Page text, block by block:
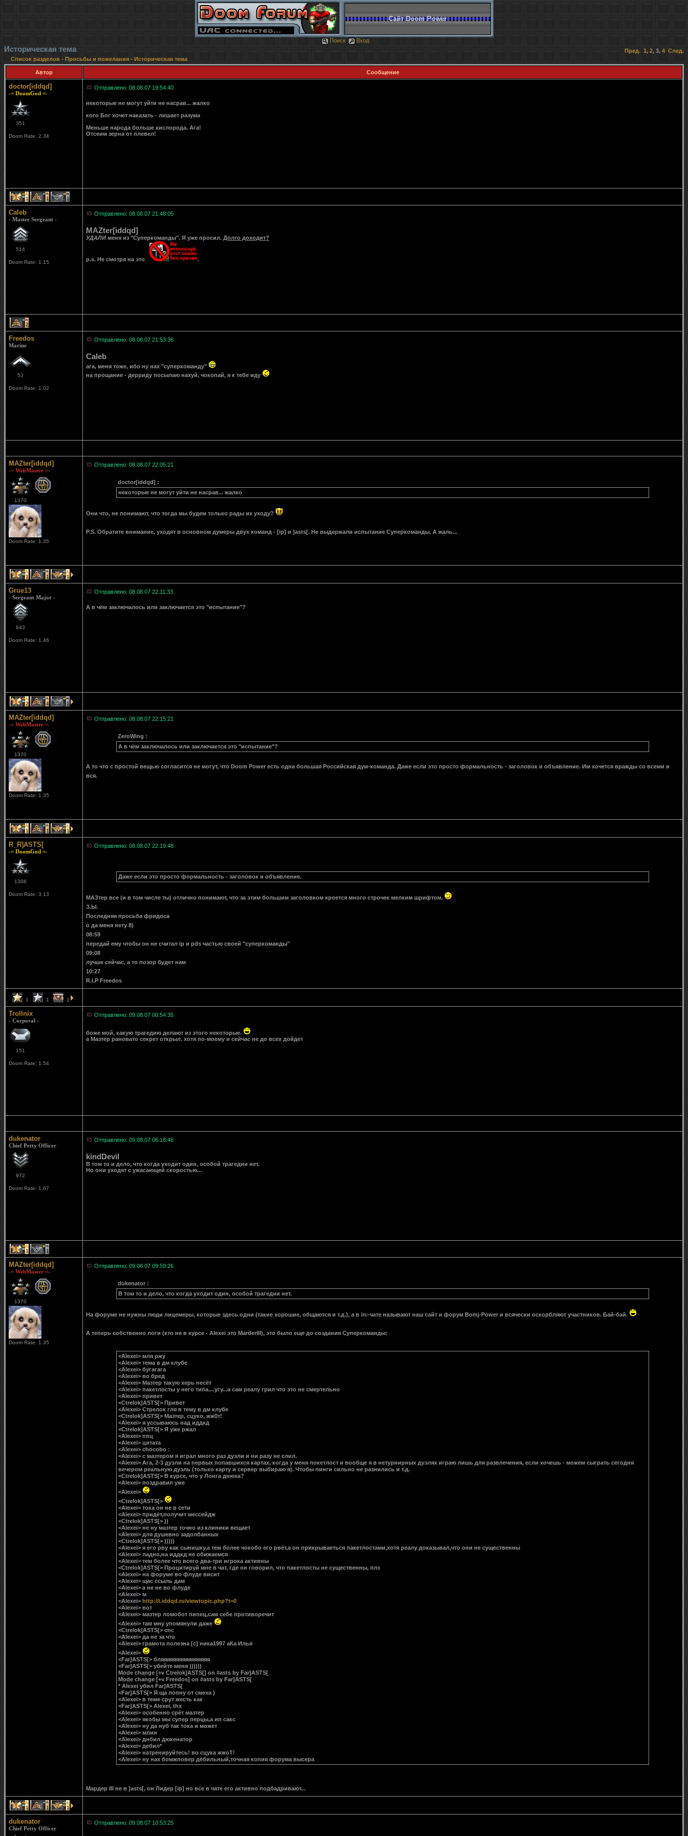
Сайт Doom Power
Поиск Вход
Историческая тема Пред. 1, 2, 3, 4 След.
Список разделов- Просьбы и пожелания - Историческая тема
Автор Сообщение
doctor[iddqd]
-= DoomGod =-
351
Doom Rate: 2.34
Отправлено: 08.08.07 19:54:40
некоторые не могут уйти не насрав... жалко
кого Бог хочет наказать - лишает разума
Меньше народа больше кислорода. Ага!
Отсеим зерна от плевел!
1 1 1
Caleb
- Master Sergeant -
514
Doom Rate: 1.15
Отправлено: 08.08.07 21:48:05
MAZter[iddqd]
УДАЛИ меня из "Суперкоманды". Я уже просил. Долго доходит?
p.s. Не смотря на это .
2
Freedos
Marine
53
Doom Rate: 1.02
Отправлено: 08.08.07 21:53:36
Caleb
ага, меня тоже, ибо ну нах "суперкоманду"
на прощание - дерриду посылаю нахуй, чокопай, я к тебе иду
MAZter[iddqd]
-= WebMaster =-
1370
Doom Rate: 1.35
Отправлено: 08.08.07 22:05:21
doctor[iddqd] :
некоторые не могут уйти не насрав... жалко
Они что, не понимают, что тогда мы будем только рады их уходу?
P.S. Обратите внимание, уходят в основном думеры двух команд - [ip] и ]asts[. Не выдержали испытание Суперкоманды. А жаль...
1 1 1
Grue13
- Sergeant Major -
643
Doom Rate: 1.46
Отправлено: 08.08.07 22:11:33
А в чём заключалось или заключается это "испытание"?
2 4 1
MAZter[iddqd]
-= WebMaster =-
1370
Doom Rate: 1.35
Отправлено: 08.08.07 22:15:21
ZeroWing :
А в чём заключалось или заключается это "испытание"?
А то что с простой вещью согласится не могут, что Doom Power есть одна большая Российская дум-команда. Даже если это просто формальность - заголовок и объявление. Им хочется вражды со всеми и
вся.
1 1 1
R_R]ASTS[
-= DoomGod =-
1306
Doom Rate: 3.13
Отправлено: 08.08.07 22:19:48
Даже если это просто формальность - заголовок и объявление.
МАЗтер все (и в том числе ты) отлично понимают, что за этим большим заголовком кроется много строчек мелким шрифтом.
З.Ы.
Последняя просьба фридоса
о да меня нету 8)
08:59
передай ему чтобы он не считал ip и pds частью своей "суперкоманды"
09:08
лучше сейчас, а то позор будет нам
10:27
R.I.P Freedos
1 1 1
Trollnix
- Corporal -
151
Doom Rate: 1.54
Отправлено: 09.08.07 00:54:35
боже мой, какую трагедию делают из этого некоторые.
а Мазтер рановато секрет открыл. хотя по-моему и сейчас не до всех дойдет
dukenator
Chief Petty Officer
972
Doom Rate: 1.67
Отправлено: 09.08.07 06:18:46
kindDevil
В том то и дело, что когда уходит один, особой трагедии нет.
Но они уходят с ужасающей скоростью...
1 1
MAZter[iddqd]
-= WebMaster =-
1370
Doom Rate: 1.35
Отправлено: 09.08.07 09:59:26
dukenator :
В том то и дело, что когда уходит один, особой трагедии нет.
На форуме не нужны люди лицемеры, которые здесь одни (такие хорошие, общаются и т.д.), а в irc-чате называют наш сайт и форум Bomj-Power и всячески оскорбляют участников. Бай-бай.
А теперь собственно логи (кто не в курсе - Alexei это MarderIII), это было еще до создания Суперкоманды:
<Alexei> мля ржу
<Alexei> тема в дм клубе
<Alexei> бугагага
<Alexei> во бред
<Alexei> Мазтер такую херь несёт
<Alexei> пакетлосты у него типа....угу...а сам реалу грил что это не смертельно
<Alexei> привет
<Ctrelok]ASTS[> Привет
<Alexei> Стрелок гля в тему в дм клубе
<Ctrelok]ASTS[> Мазтер, сцуко, жж0т!
<Alexei> я уссываюсь над иддкд
<Ctrelok]ASTS[> Я уже ржал
<Alexei> ппц
<Alexei> цитата
<Alexei> chocobo :
<Alexei> с мазтером я играл много раз дуэли и ни разу не слил.
<Alexei> Ага, 2-3 дуэли на первых попавшихся картах, когда у меня покетлост и вообще я в нетурнирных дуэлях играю лишь для развлечения, если хочешь - можем сыграть сегодня
вечером реальную дуэль (только карту и сервер выбираю я). Чтобы пинги сильно не разнились и т.д.
<Ctrelok]ASTS[> В курсе, что у Лонга днюха?
<Alexei> поздравил уже
<Alexei>
<Ctrelok]ASTS[>
<Alexei> тока он не в сети
<Alexei> придёт,получит мессейдж
<Ctrelok]ASTS[> ))
<Alexei> не ну мазтер точно из клиники вещает
<Alexei> для душевно задолбанных
<Ctrelok]ASTS[> )))))
<Alexei> я его рву как сынишку,а тем более чокобо его рвёт,а он прикрываеться пакетлостами,хотя реалу доказывал,что они не существенны
<Alexei> ладно,на иддкд не обижаемся
<Alexei> тем более что всего два-три игрока активны
<Ctrelok]ASTS[> Процитируй мне в чат, где он говорил, что пакетлосты не существенны, плз
<Alexei> на форуме во флуде висит
<Alexei> щас ссыль дам
<Alexei> а не не во флуде
<Alexei> м
<Alexei> http://i.iddqd.ru/viewtopic.php?t=0
<Alexei> вот
<Alexei> мазтер ломобот пипец,сам себе противоречит
<Alexei> там мну упомянули даже
<Ctrelok]ASTS[> спс
<Alexei> да не за что
<Alexei> грамота полезна [c] ника1997 аКа Илья
<Alexei>
<Far]ASTS[> бляяяяяяяяяяяяяяяя
<Far]ASTS[> убейте меня ))))))
Mode change [+v Ctrelok]ASTS[] on #asts by Far]ASTS[
Mode change [+v Freedos] on #asts by Far]ASTS[
* Alexei убил Far]ASTS[
<Far]ASTS[> Я ща лопну от смеха )
<Alexei> в теме срут жесть как
<Far]ASTS[> Alexei, thx
<Alexei> особенно срёт мазтер
<Alexei> якобы мы супер перцы,а ип сакс
<Alexei> ну да нуб так тока и может
<Alexei> млин
<Alexei> днбил дюкенатор
<Alexei> дебил*
<Alexei> натренируйтесь! во сцука жжоТ!
<Alexei> ну нах бомжповер дебильный,точная копия форума высера
Мардер III не в ]asts[, он Лидер [ip] но все в чате его активно подбадривают...
1 1 1
dukenator
Chief Petty Officer
Отправлено: 09.08.07 10:53:25